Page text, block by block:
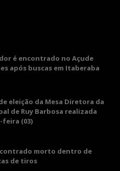
é encontrado no Açude
após buscas em Itaberaba
eleição da Mesa Diretora da
de Ruy Barbosa realizada
(03)
morto dentro de
de tiros